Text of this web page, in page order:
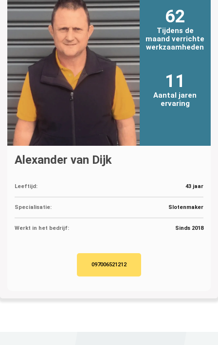
62
Tijdens de
maand verrichte
werkzaamheden
11
Aantal jaren
ervaring
Alexander van Dijk
Leeftijd: 43 jaar
Specialisatie: Slotenmaker
Werkt in het bedrijf: Sinds 2018
097006521212